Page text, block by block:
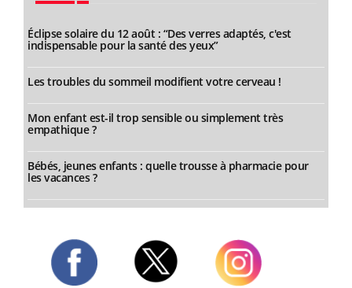
Éclipse solaire du 12 août : “Des verres adaptés, c'est
indispensable pour la santé des yeux”
Les troubles du sommeil modifient votre cerveau !
Mon enfant est-il trop sensible ou simplement très
empathique ?
Bébés, jeunes enfants : quelle trousse à pharmacie pour
les vacances ?